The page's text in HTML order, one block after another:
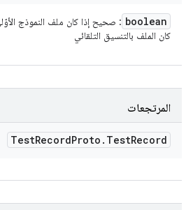
boolean : صحيح إذا كان ملف النموذج
كان الملف بالتنسيق التلقائي
المرتجعات
TestRecordProto . TestRecord